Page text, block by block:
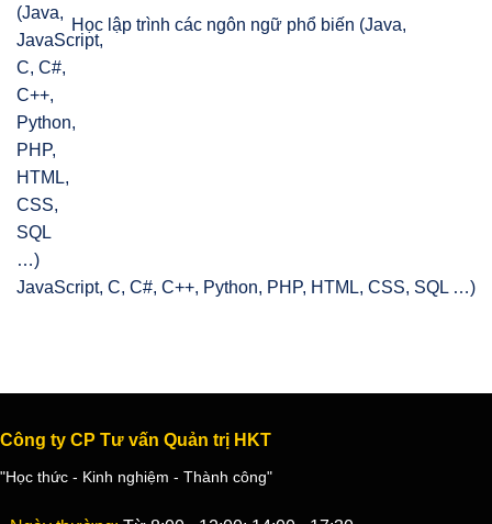
Học lập trình các ngôn ngữ phổ biến (Java,
JavaScript, C, C#, C++, Python, PHP, HTML, CSS, SQL …)
Công ty CP Tư vấn Quản trị HKT
"Học thức - Kinh nghiệm - Thành công"